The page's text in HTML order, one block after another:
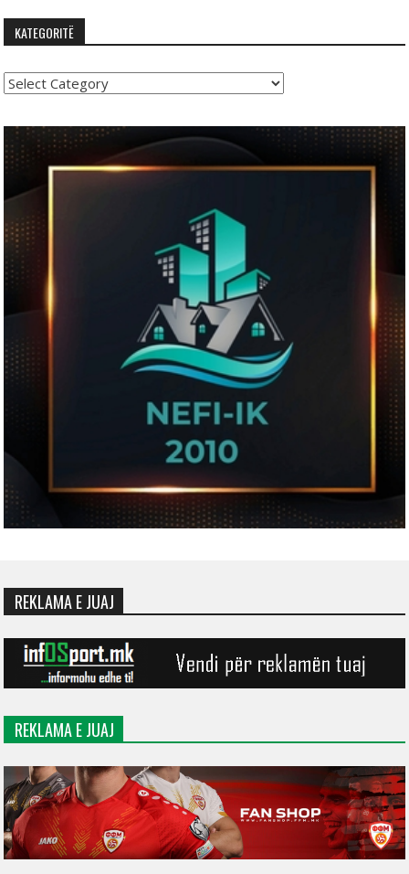
KATEGORITË
Kategoritë
REKLAMA E JUAJ
REKLAMA E JUAJ